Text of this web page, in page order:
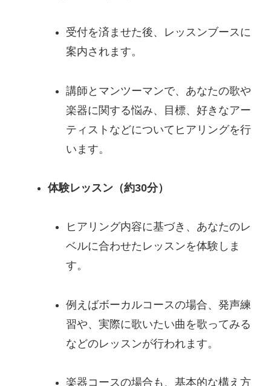
受付を済ませた後、レッスンブースに
案内されます。
講師とマンツーマンで、あなたの歌や
楽器に関する悩み、目標、好きなアー
ティストなどについてヒアリングを行
います。
体験レッスン（約30分）
ヒアリング内容に基づき、あなたのレ
ベルに合わせたレッスンを体験しま
す。
例えばボーカルコースの場合、発声練
習や、実際に歌いたい曲を歌ってみる
などのレッスンが行われます。
楽器コースの場合も、基本的な構え方